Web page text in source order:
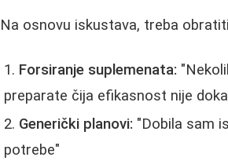
Na osnovu iskustava, treba
Forsiranje suplemenata:
preparate čija efikasnost nije
Generički planovi: "Dobila sam
potrebe"